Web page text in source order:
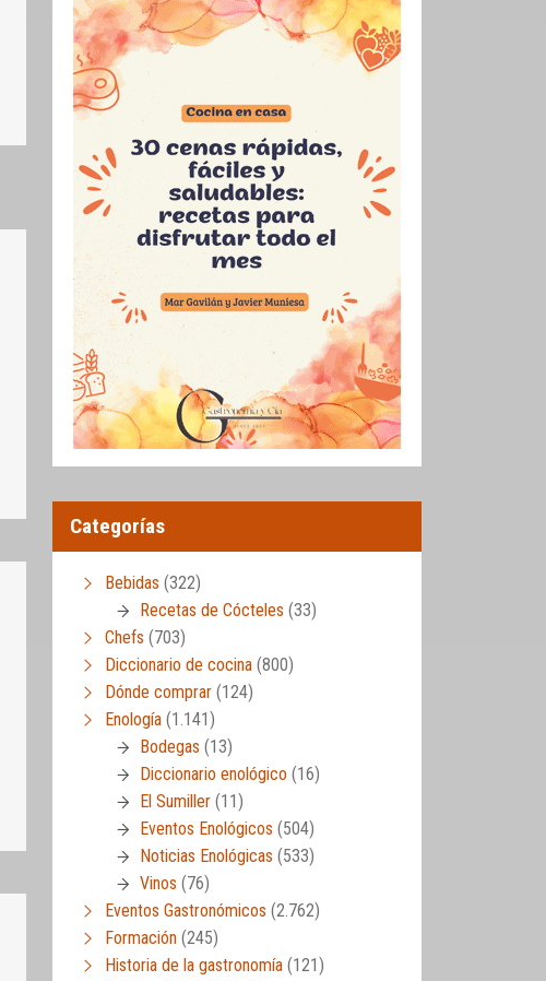
Categorías
Bebidas (322)
Recetas de Cócteles (33)
Chefs (703)
Diccionario de cocina (800)
Dónde comprar (124)
Enología (1.141)
Bodegas (13)
Diccionario enológico (16)
El Sumiller (11)
Eventos Enológicos (504)
Noticias Enológicas (533)
Vinos (76)
Eventos Gastronómicos (2.762)
Formación (245)
Historia de la gastronomía (121)